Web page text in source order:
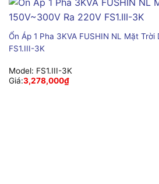
Ổn Áp 1 Pha 3KVA FUSHIN NL Mặt
FS1.III-3K
Model: FS1.III-3K
Giá:3,278,000₫